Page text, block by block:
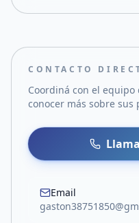
CONTACTO
Coordiná con el equipo
conocer más sobre sus
Email